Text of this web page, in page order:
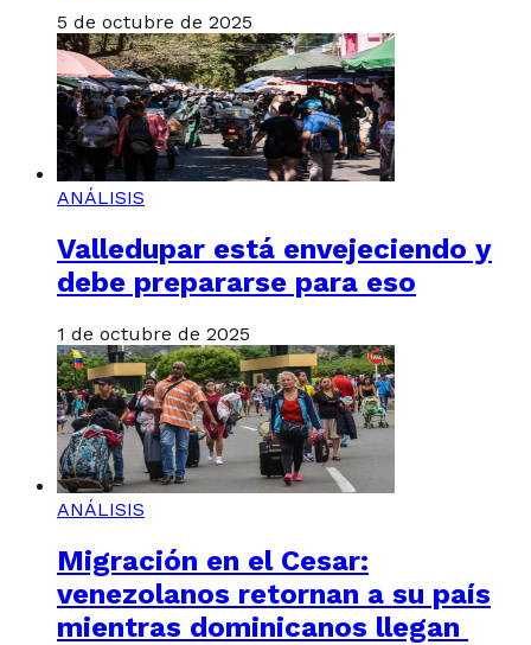
5 de octubre de 2025
ANÁLISIS
Valledupar está envejeciendo y
debe prepararse para eso
1 de octubre de 2025
ANÁLISIS
Migración en el Cesar:
venezolanos retornan a su país
mientras dominicanos llegan